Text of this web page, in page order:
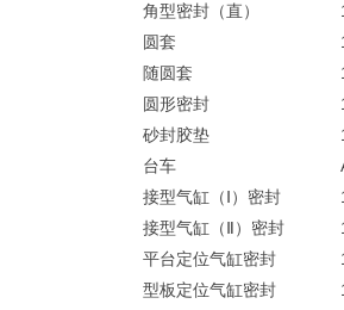
角型密封（直）
圆套
随圆套
圆形密封
砂封胶垫
台车
接型气缸（Ⅰ）密封
接型气缸（Ⅱ）密封
平台定位气缸密封
型板定位气缸密封